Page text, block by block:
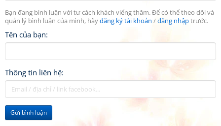
Bạn đang bình luận với tư cách khách viếng thăm. Để có thể theo dõi và
quản lý bình luận của mình, hãyđăng ký tài khoản /đăng nhậptrước.
Tên của bạn:
Thông tin liên hệ:
Gửi bình luận